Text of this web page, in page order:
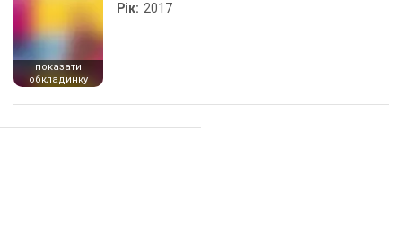
показати
обкладинку
Рік: 2017